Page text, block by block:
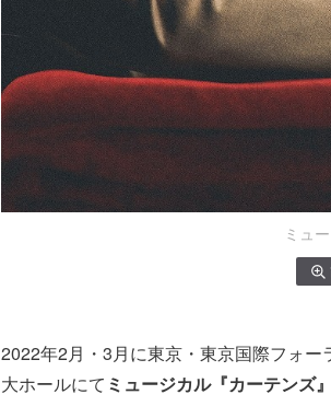
ミュ
2022年2月・3月に東京・東京国際フォ
大ホールにて ミュージカル『カーテンズ』